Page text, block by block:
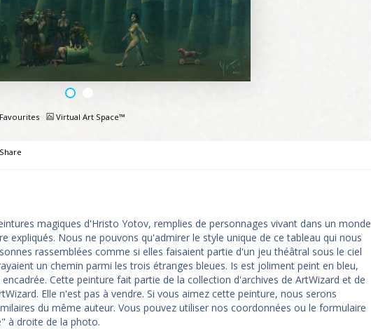
Virtual Art Space™
magiques d'Hristo Yotov, remplies de personnages vivant dans un monde
expliqués. Nous ne pouvons qu'admirer le style unique de ce tableau qui nous
rassemblées comme si elles faisaient partie d'un jeu théâtral sous le ciel
un chemin parmi les trois étranges bleues. Is est joliment peint en bleu,
Cette peinture fait partie de la collection d'archives de ArtWizard et de
Elle n'est pas à vendre. Si vous aimez cette peinture, nous serons
du même auteur. Vous pouvez utiliser nos coordonnées ou le formulaire
à droite de la photo.